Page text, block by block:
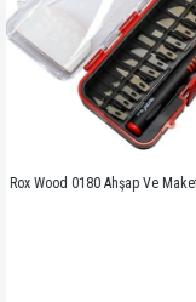
Rox Wood 0180 Ahşap Ve Maket Hobi Bıçak Seti 15 Parça